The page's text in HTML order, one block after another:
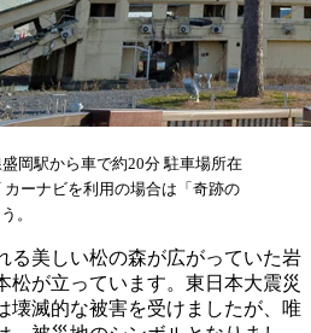
岡駅から車で約20分 駐車場所在
ーナビを利用の場合は「奇跡の
。
る美しい松の森が広がっていた岩
松が立っています。東日本大震災
壊滅的な被害を受けましたが、唯